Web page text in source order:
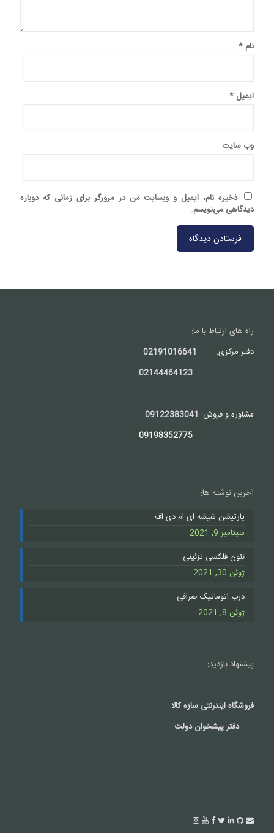
نام *
ایمیل *
وب‌ سایت
ذخیره نام، ایمیل و وبسایت من در مرورگر برای زمانی که دوباره
دیدگاهی می‌نویسم.
راه های ارتباط با ما:
دفتر مرکزی: 02191016641
02144464123
مشاوره و فروش: 09122383041
آخرین نوشته ها:
پارتیشن شیشه ای ام دی اف
سپتامبر 9, 2021
نئون فلکسی تزئینی
ژوئن 30, 2021
درب اتوماتیک صرافی
ژوئن 8, 2021
پیشنهاد بازدید:
فروشگاه اینترنتی سازه کالا
دفتر پیشخوان دولت